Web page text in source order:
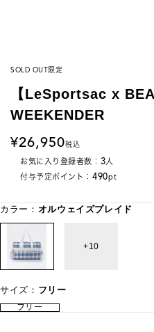
SOLD OUT限定
【LeSportsac x
WEEKENDER
26,950税込
お気に入り登録者数： 3人
付与予定ポイント： 490pt
カラー： オルウェイズプレイド
10
サイズ： フリー
フリー